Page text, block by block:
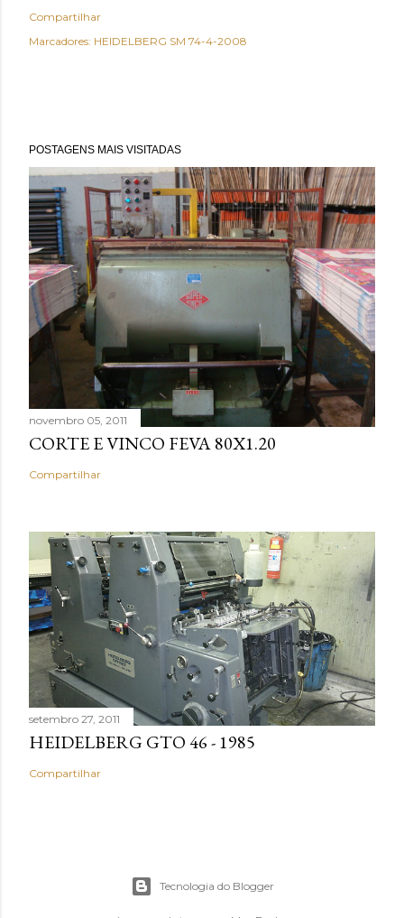
Compartilhar
Marcadores: HEIDELBERG SM 74-4-2008
POSTAGENS MAIS VISITADAS
novembro 05, 2011
CORTE E VINCO FEVA 80X1.20
Compartilhar
setembro 27, 2011
HEIDELBERG GTO 46 - 1985
Compartilhar
Tecnologia do Blogger